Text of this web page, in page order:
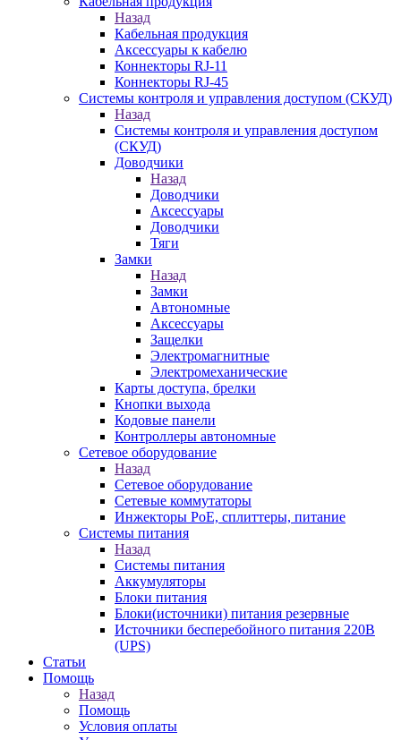
Назад
Кабельная продукция
Аксессуары к кабелю
Коннекторы RJ-11
Коннекторы RJ-45
Системы контроля и управления доступом (СКУД)
Назад
Системы контроля и управления доступом
(СКУД)
Доводчики
Назад
Доводчики
Аксессуары
Доводчики
Тяги
Замки
Назад
Замки
Автономные
Аксессуары
Защелки
Электромагнитные
Электромеханические
Карты доступа, брелки
Кнопки выхода
Кодовые панели
Контроллеры автономные
Сетевое оборудование
Назад
Сетевое оборудование
Сетевые коммутаторы
Инжекторы РоЕ, сплиттеры, питание
Системы питания
Назад
Системы питания
Аккумуляторы
Блоки питания
Блоки(источники) питания резервные
Источники бесперебойного питания 220В
(UPS)
Статьи
Помощь
Назад
Помощь
Условия оплаты